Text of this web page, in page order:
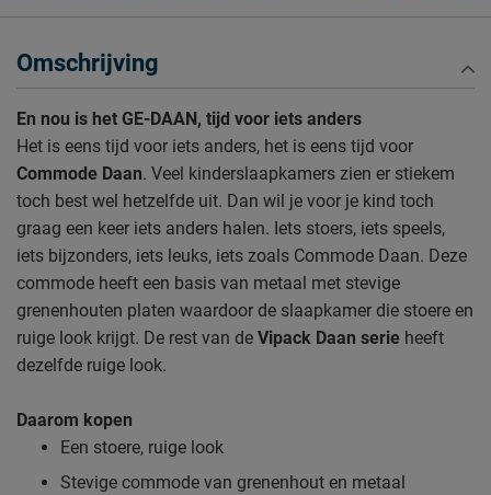
Omschrijving
En nou is het GE-DAAN, tijd voor iets anders
Het is eens tijd voor iets anders, het is eens tijd voor
Commode Daan. Veel kinderslaapkamers zien er stiekem
toch best wel hetzelfde uit. Dan wil je voor je kind toch
graag een keer iets anders halen. Iets stoers, iets speels,
iets bijzonders, iets leuks, iets zoals Commode Daan. Deze
commode heeft een basis van metaal met stevige
grenenhouten platen waardoor de slaapkamer die stoere en
ruige look krijgt. De rest van de Vipack Daan serie heeft
dezelfde ruige look.
Daarom kopen
Een stoere, ruige look
Stevige commode van grenenhout en metaal